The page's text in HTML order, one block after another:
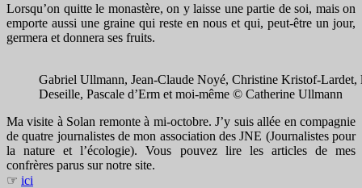
Lorsqu’on quitte le monastère, on y laisse une partie de soi, mais on
emporte aussi une graine qui reste en nous et qui, peut-être un jour,
germera et donnera ses fruits.
Gabriel Ullmann, Jean-Claude Noyé, Christine Kristof-Lardet,
Deseille, Pascale d’Erm et moi-même © Catherine Ullmann
Ma visite à Solan remonte à mi-octobre. J’y suis allée en compagnie
de quatre journalistes de mon association des JNE (Journalistes pour
la nature et l’écologie). Vous pouvez lire les articles de mes
confrères parus sur notre site.
☞ ici